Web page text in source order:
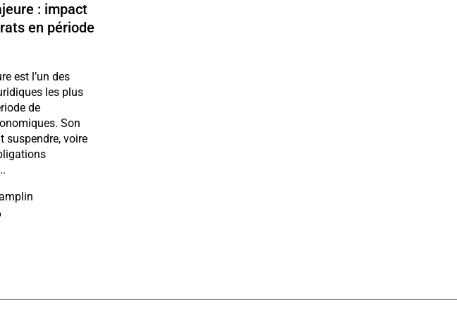
: impact
en période
est l’un des
les plus
de
Son
suspendre, voire